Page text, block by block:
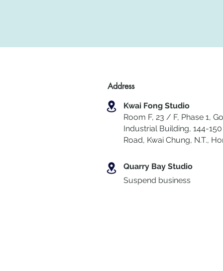
Address
Kwai Fong Studio
Room F, 23 / F, Phase 1,
Industrial Building, 144-150
Road, Kwai Chung, N.T.,
Quarry Bay Studio
Suspend business